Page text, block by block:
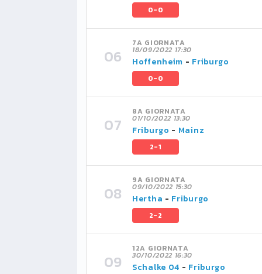
0-0
7A GIORNATA
18/09/2022 17:30
Hoffenheim - Friburgo
0-0
8A GIORNATA
01/10/2022 13:30
Friburgo - Mainz
2-1
9A GIORNATA
09/10/2022 15:30
Hertha - Friburgo
2-2
12A GIORNATA
30/10/2022 16:30
Schalke 04 - Friburgo